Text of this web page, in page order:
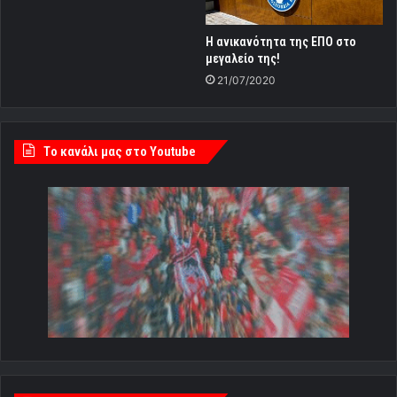
Η ανικανότητα της ΕΠΟ στο
μεγαλείο της!
21/07/2020
Tο κανάλι μας στο Youtube